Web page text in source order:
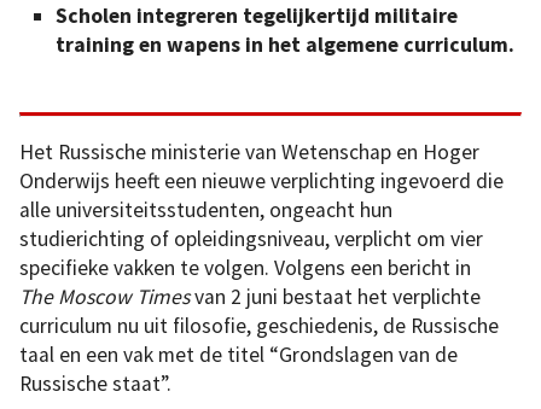
Scholen integreren tegelijkertijd militaire
training en wapens in het algemene curriculum.
Het Russische ministerie van Wetenschap en Hoger
Onderwijs heeft een nieuwe verplichting ingevoerd die
alle universiteitsstudenten, ongeacht hun
studierichting of opleidingsniveau, verplicht om vier
specifieke vakken te volgen. Volgens een bericht in
The Moscow Timesvan 2 juni bestaat het verplichte
curriculum nu uit filosofie, geschiedenis, de Russische
taal en een vak met de titel “Grondslagen van de
Russische staat”.